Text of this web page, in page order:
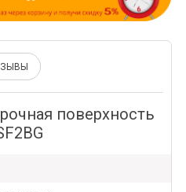
поверхность